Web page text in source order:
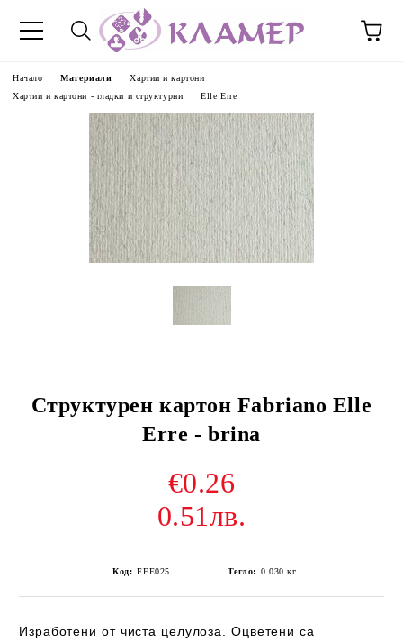
Начало Материали
Хартии и картони
Хартии и картони - гладки и структурни
Elle Erre
Структурен картон Fabriano Elle
Erre - brina
€0.26
0.51лв.
Код: FEE025 Тегло: 0.030 кг
Изработени от чиста целулоза. Оцветени са